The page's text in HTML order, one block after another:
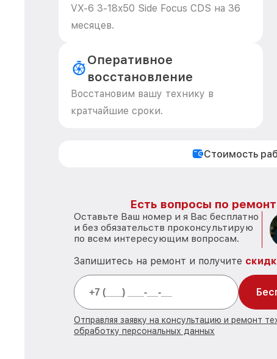
VX-6 3-18x50 Side Focus CDS на 36
месяцев.
Оперативное
восстановление
Восстановим вашу технику в
кратчайшие сроки.
Стоимость
Есть вопросы по
Оставьте Ваш номер и я Вас бесплатно
и без обязательств проконсультирую
по всем интересующим вопросам.
Запишитесь на ремонт и получите
Отправляя заявку на консультацию и ремонт
обработку персональных данных